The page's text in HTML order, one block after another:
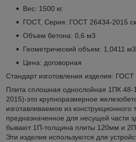
Вес: 1500 кг.
ГОСТ, Серия: ГОСТ 26434-2015
Объем бетона: 0,6 м3
Геометрический объем: 1,0411 м3
Цена: договорная
Стандарт изготовления изделия:
Плита сплошная однослойная 1ПК
2015)-это крупноразмерное
изготавливаемое из конструкционного
предназначенное для несущей части
бывают 1П-толщина плиты 120мм и
Эти изделия используются для